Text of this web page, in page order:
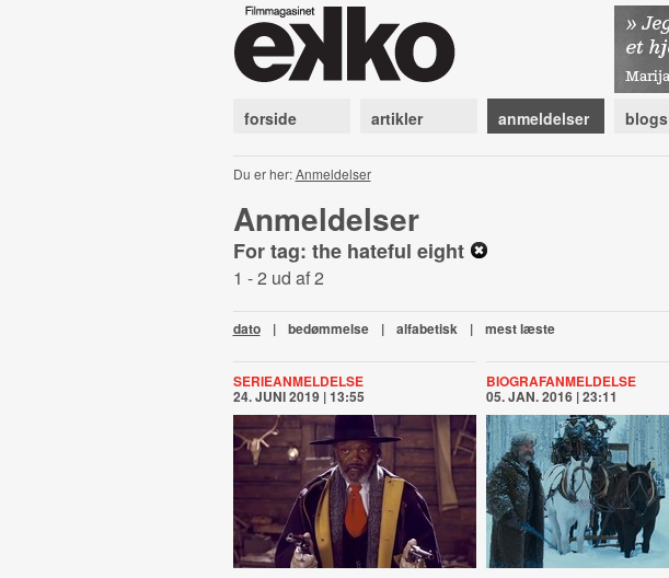
forside artikler anmeldelser blogs
Du er her:Anmeldelser
Anmeldelser
For tag: the hateful eight
1 - 2 ud af 2
dato | bedømmelse | alfabetisk | mest læste
SERIEANMELDELSE
24. JUNI 2019 | 13:55
BIOGRAFANMELDELSE
05. JAN. 2016 | 23:11